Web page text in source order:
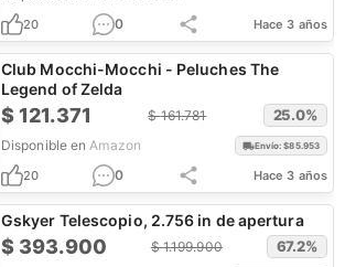
20 0 Hace 3 años
Club Mocchi-Mocchi - Peluches The
Legend of Zelda
$121.371 $161.781 25.0%
Disponible en Amazon Envío: $85.953
20 0 Hace 3 años
Gskyer Telescopio, 2.756 in de apertura
$ 393.900 $1.199.900 67.2%